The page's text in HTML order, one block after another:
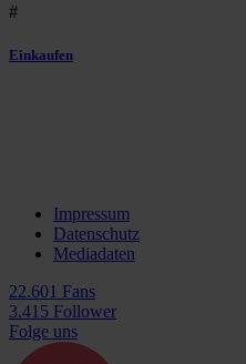
#
Einkaufen
Impressum
Datenschutz
Mediadaten
22.601 Fans
3.415 Follower
Folge uns